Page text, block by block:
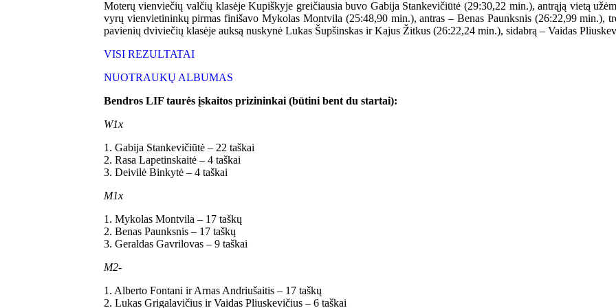
Moterų vienviečių valčių klasėje Kupiškyje greičiausia buvo Gabija Stankevičiūtė (29:30,22 min.), antrąją vietą
vyrų vienvietininkų pirmas finišavo Mykolas Montvila (25:48,90 min.), antras – Benas Paunksnis (26:22,99 min.),
pavienių dviviečių klasėje auksą nuskynė Lukas Šupšinskas ir Kajus Žitkus (26:22,24 min.), sidabrą – Vaidas
VISI REZULTATAI
NUOTRAUKŲ ALBUMAS
Bendros LIF taurės įskaitos prizininkai (būtini bent du startai):
W1x
1. Gabija Stankevičiūtė – 22 taškai
2. Rasa Lapetinskaitė – 4 taškai
3. Deivilė Binkytė – 4 taškai
M1x
1. Mykolas Montvila – 17 taškų
2. Benas Paunksnis – 17 taškų
3. Geraldas Gavrilovas – 9 taškai
M2-
1. Alberto Fontani ir Arnas Andriušaitis – 17 taškų
2. Lukas Grigalavičius ir Vaidas Pliuskevičius – 6 taškai